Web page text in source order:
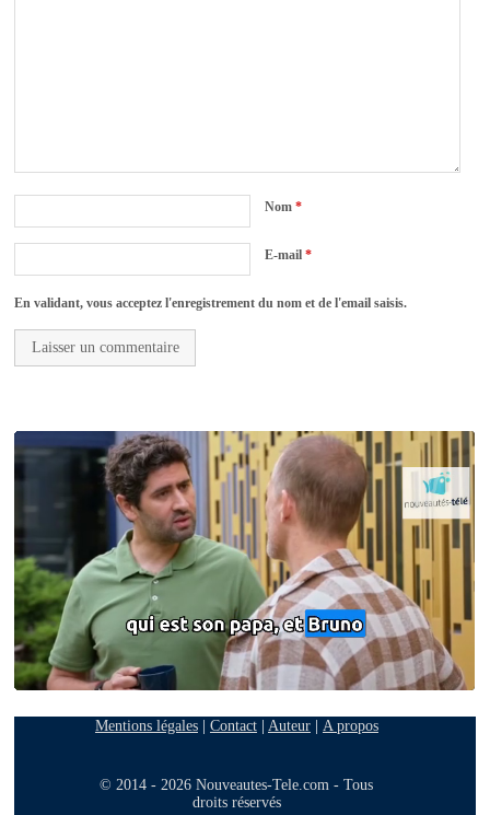
Nom*
E-mail*
En validant, vous acceptez l'enregistrement du nom et de l'email saisis.
Mentions légales| Contact| Auteur| A propos
© 2014 - 2026 Nouveautes-Tele.com - Tous
droits réservés